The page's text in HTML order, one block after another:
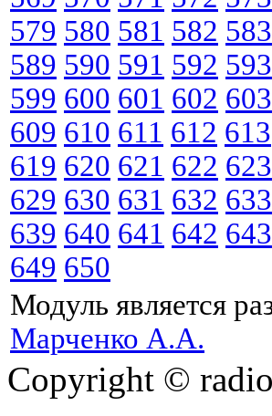
579 580 581 582 583
589 590 591 592 593
599 600 601 602 603
609 610 611 612 613
619 620 621 622 623
629 630 631 632 633
639 640 641 642 643
649 650
Модуль является
Марченко А.А.
Copyright ©